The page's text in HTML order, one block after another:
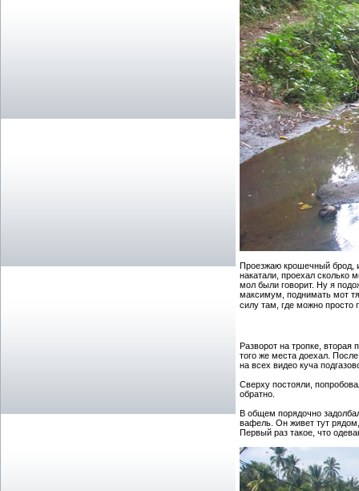
Проезжаю крошечный брод,
накатали, проехал сколько
мол были говорит. Ну я
максимум, поднимать мот
силу там, где можно просто
Разворот на тропке,
того же места доехал.
на всех видео куча
Сверху постояли,
обратно.
В общем порядочно
вафель. Он живет тут
Первый раз такое, что